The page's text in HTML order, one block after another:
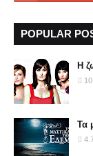
POPULAR
Η
Τα